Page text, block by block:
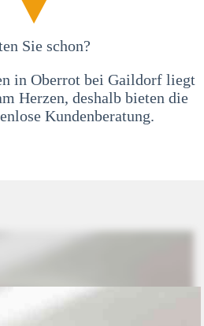
Sie schon?
in Oberrot bei Gaildorf liegt
Herzen, deshalb bieten die
Kundenberatung.